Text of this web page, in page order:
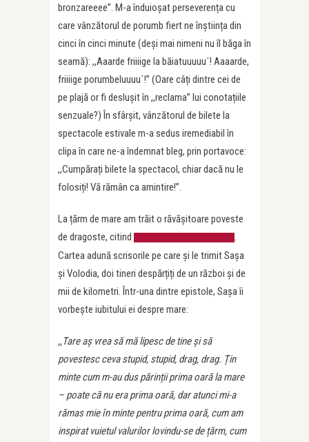
bronzareeee”. M-a înduioșat perseverența cu
care vânzătorul de porumb fiert ne înștiința din
cinci în cinci minute (deși mai nimeni nu îl băga în
seamă): ,,Aaarde friiiige la băiatuuuuu´! Aaaarde,
friiiige porumbeluuuu´!” (Oare câți dintre cei de
pe plajă or fi deslușit în ,,reclama” lui conotațiile
senzuale?) În sfârșit, vânzătorul de bilete la
spectacole estivale m-a sedus iremediabil în
clipa în care ne-a îndemnat bleg, prin portavoce:
,,Cumpărați bilete la spectacol, chiar dacă nu le
folosiți! Vă rămân ca amintire!”.
La țărm de mare am trăit o răvășitoare poveste
de dragoste, citind
.
Cartea adună scrisorile pe care și le trimit Sașa
și Volodia, doi tineri despărțiți de un război și de
mii de kilometri. Într-una dintre epistole, Sașa îi
vorbește iubitului ei despre mare:
,,Tare aș vrea să mă lipesc de tine și să
povestesc ceva stupid, stupid, drag, drag. Țin
minte cum m-au dus părinții prima oară la mare
– poate că nu era prima oară, dar atunci mi-a
rămas mie în minte pentru prima oară, cum am
inspirat vuietul valurilor lovindu-se de țărm, cum